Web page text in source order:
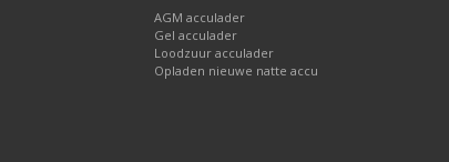
AGM acculader
Gel acculader
Loodzuur acculader
Opladen nieuwe natte accu